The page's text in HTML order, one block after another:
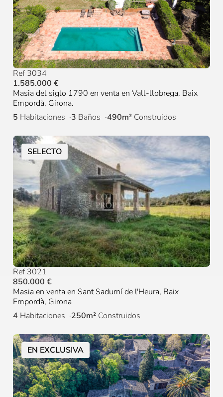
Ref 3034
1.585.000 €
Masia del siglo 1790 en venta en Vall-llobrega, Baix
Empordà, Girona.
5 Habitaciones 3 Baños 490m² Construidos
SELECTO
Ref 3021
850.000 €
Masia en venta en Sant Sadurní de l'Heura, Baix
Empordà, Girona
4 Habitaciones 250m² Construidos
EN EXCLUSIVA